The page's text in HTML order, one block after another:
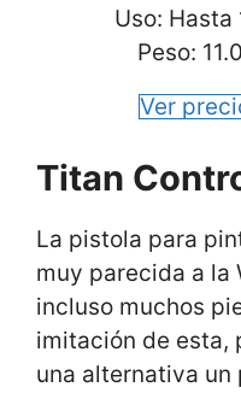
Uso: Hasta
Peso:
Ver
Titan
La pistola para
muy parecida a la
incluso muchos
imitación de esta,
una alternativa un